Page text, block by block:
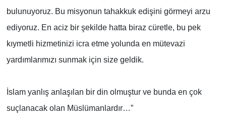
bulunuyoruz. Bu misyonun tahakkuk edişini görmeyi arzu
ediyoruz. En aciz bir şekilde hatta biraz cüretle, bu pek
kıymetli hizmetinizi icra etme yolunda en mütevazi
yardımlarımızı sunmak için size geldik.
İslam yanlış anlaşılan bir din olmuştur ve bunda en çok
suçlanacak olan Müslümanlardır…”